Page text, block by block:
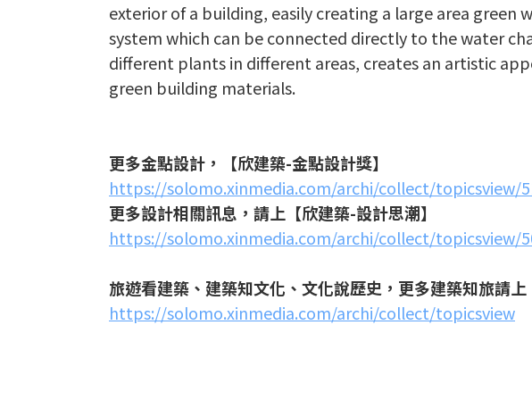
exterior of a building, easily creating a large area
system which can be connected directly to the water
different plants in different areas, creates an artistic
green building materials.
更多金點設計，【欣建築-金點設計獎】
https://solomo.xinmedia.com/archi/collect/topicsview/
更多設計相關訊息，請上【欣建築-設計思潮】
https://solomo.xinmedia.com/archi/collect/topicsview/
旅遊看建築、建築知文化、文化說歷史，更多建築知旅請上
https://solomo.xinmedia.com/archi/collect/topicsview